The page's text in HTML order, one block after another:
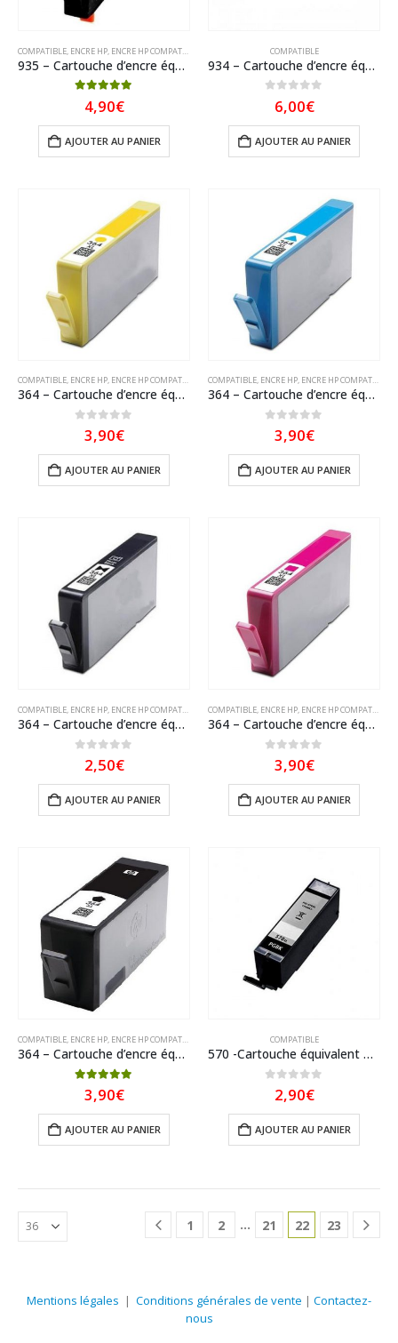
COMPATIBLE, ENCRE HP, ENCRE HP COMPATIBLE
935 – Cartouche d’encre équivalent HP-935XL-C2P24AE compatible (HP935) CYAN XL
5.00 sur 5
4,90€
AJOUTER AU PANIER
COMPATIBLE
934 – Cartouche d’encre équivalent HP 934XL-C2P23AE compatible (HP934) NOIR XL
sur 5
6,00€
AJOUTER AU PANIER
COMPATIBLE, ENCRE HP, ENCRE HP COMPATIBLE
364 – Cartouche d’encre équivalent HP 364XL-CB325EE-CN687E compatible (HP364) JAUNE XL
sur 5
3,90€
AJOUTER AU PANIER
COMPATIBLE, ENCRE HP, ENCRE HP COMPATIBLE
364 – Cartouche d’encre équivalent HP 364XL- CB323EE-CN685EE compatible Cyan XL (HP364)
sur 5
3,90€
AJOUTER AU PANIER
COMPATIBLE, ENCRE HP, ENCRE HP COMPATIBLE
364 – Cartouche d’encre équivalent HP-364XL – CB322EE compatible (HP364) NOIR PHOTO XL
sur 5
2,50€
AJOUTER AU PANIER
COMPATIBLE, ENCRE HP, ENCRE HP COMPATIBLE
364 – Cartouche d’encre équivalent HP-364XL-CB324EE compatible (HP364) MAGENTA XL
sur 5
3,90€
AJOUTER AU PANIER
COMPATIBLE, ENCRE HP, ENCRE HP COMPATIBLE
364 – Cartouche d’encre équivalent HP-364XL-CN684EE compatible (HP364) Noir XL
5.00 sur 5
3,90€
AJOUTER AU PANIER
COMPATIBLE
570 -Cartouche équivalent CANON PGI-570PGBK XL-0318C001 compatible (PGI570) NOIR XL
sur 5
2,90€
AJOUTER AU PANIER
1 2 … 21 22 23
Mentions légales | Conditions générales de vente | Contactez-
nous